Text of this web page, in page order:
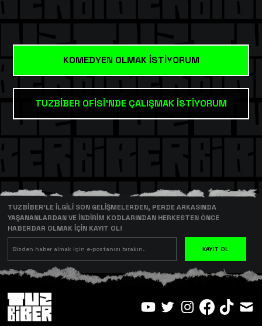
KOMEDYEN OLMAK İSTİYORUM
TUZBİBER OFİSİ'NDE ÇALIŞMAK İSTİYORUM
TUZBİBER’LE İLGİLİ SON GELİŞMELERDEN, PERDE ARKASINDA
YAŞANANLARDAN VE İNDİRİM KODLARINDAN HERKESTEN ÖNCE
HABERDAR OLMAK İÇİN KAYIT OL!
KAYIT OL